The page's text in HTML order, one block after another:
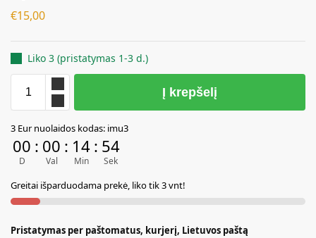
€15,00
Liko 3 (pristatymas 1-3 d.)
Į krepšelį
l
t
r
n
t
3 Eur nuolaidos kodas: imu3
00
D
: 00
Val
: 14
Min
: 54
Sek
Greitai išparduodama prekė, liko tik 3 vnt!
Pristatymas per paštomatus, kurjerį, Lietuvos paštą